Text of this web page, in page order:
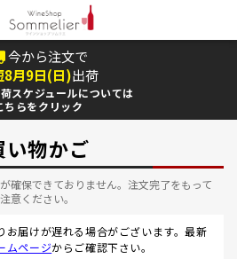
今から注文で
8月9日(日)出荷
スケジュールについては
ちらをクリック
い物かご
確保できておりません。注文完了をもって
意ください。
届けが遅れる場合がございます。最新
ムページからご確認下さい。